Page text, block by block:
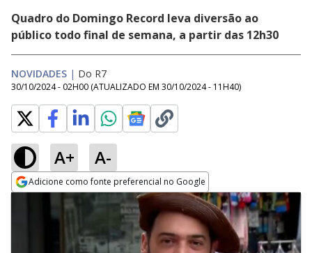
Quadro do Domingo Record leva diversão ao
público todo final de semana, a partir das 12h30
NOVIDADES | Do R7
30/10/2024 - 02H00 (ATUALIZADO EM 30/10/2024 - 11H40)
A+ A-
Adicione como fonte preferencial no Google
Opens in new window